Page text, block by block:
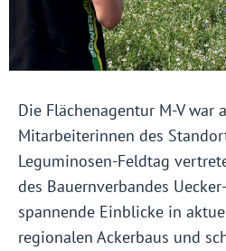
Die Flächenagentur M-V war
Mitarbeiterinnen des
Leguminosen-Feldtag
des Bauernverbandes
spannende Einblicke in
regionalen Ackerbaus und